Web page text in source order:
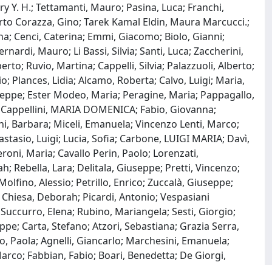
H.; Tettamanti, Mauro; Pasina, Luca; Franchi,
Corazza, Gino; Tarek Kamal Eldin, Maura Marcucci.;
Cenci, Caterina; Emmi, Giacomo; Biolo, Gianni;
Mauro; Li Bassi, Silvia; Santi, Luca; Zaccherini,
Ruvio, Martina; Cappelli, Silvia; Palazzuoli, Alberto;
Plances, Lidia; Alcamo, Roberta; Calvo, Luigi; Maria,
Ester Modeo, Maria; Peragine, Maria; Pappagallo,
MARIA DOMENICA; Fabio, Giovanna;
Barbara; Miceli, Emanuela; Vincenzo Lenti, Marco;
Luigi; Lucia, Sofia; Carbone, LUIGI MARIA; Davì,
Maria; Cavallo Perin, Paolo; Lorenzati,
Rebella, Lara; Delitala, Giuseppe; Pretti, Vincenzo;
Alessio; Petrillo, Enrico; Zuccalà, Giuseppe;
Deborah; Picardi, Antonio; Vespasiani
Elena; Rubino, Mariangela; Sesti, Giorgio;
Carta, Stefano; Atzori, Sebastiana; Grazia Serra,
Paola; Agnelli, Giancarlo; Marchesini, Emanuela;
Fabbian, Fabio; Boari, Benedetta; De Giorgi,